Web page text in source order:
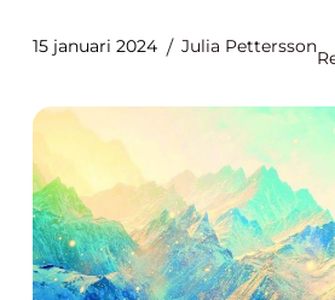
15 januari 2024 Julia Pettersson